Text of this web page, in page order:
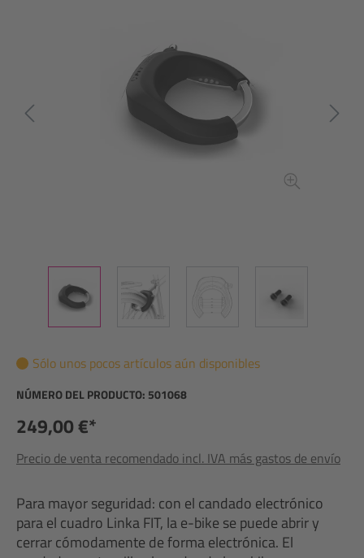
Sólo unos pocos artículos aún disponibles
NÚMERO DEL PRODUCTO: 501068
249,00 €*
Precio de venta recomendado incl. IVA más gastos de envío
Para mayor seguridad: con el candado electrónico
para el cuadro Linka FIT, la e-bike se puede abrir y
cerrar cómodamente de forma electrónica. El